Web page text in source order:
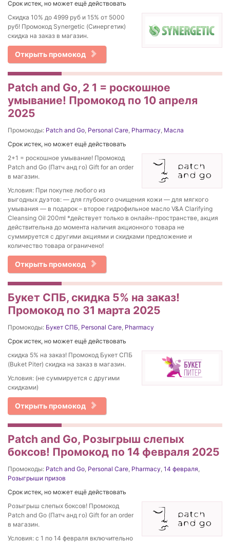
Срок истек, но может ещё действовать
Скидка 10% до 4999 руб и 15% от 5000
руб! Промокод Synergetic (Синергетик)
скидка на заказ в магазин.
Открыть промокод
Patch and Go, 2 1 = роскошное
умывание! Промокод по 10 апреля
2025
Промокоды: Patch and Go, Personal Care, Pharmacy, Масла
Срок истек, но может ещё действовать
2+1 = роскошное умывание! Промокод
Patch and Go (Патч анд го) Gift for an order
в магазин.
Условия: При покупке любого из
выгодных дуэтов: — для глубокого очищения кожи — для мягкого
умывания — в подарок – второе гидрофильное масло V&A Clarifying
Cleansing Oil 200ml *действует только в онлайн-пространстве, акция
действительна до момента наличия акционного товара не
суммируется с другими акциями и скидками предложение и
количество товара ограничено!
Открыть промокод
Букет СПБ, скидка 5% на заказ!
Промокод по 31 марта 2025
Промокоды: Букет СПБ, Personal Care, Pharmacy
Срок истек, но может ещё действовать
скидка 5% на заказ! Промокод Букет СПБ
(Buket Piter) скидка на заказ в магазин.
Условия: (не суммируется с другими
скидками)
Открыть промокод
Patch and Go, Розыгрыш слепых
боксов! Промокод по 14 февраля 2025
Промокоды: Patch and Go, Personal Care, Pharmacy, 14 февраля,
Розыгрыши призов
Срок истек, но может ещё действовать
Розыгрыш слепых боксов! Промокод
Patch and Go (Патч анд го) Gift for an order
в магазин.
Условия: с 1 по 14 февраля включительно